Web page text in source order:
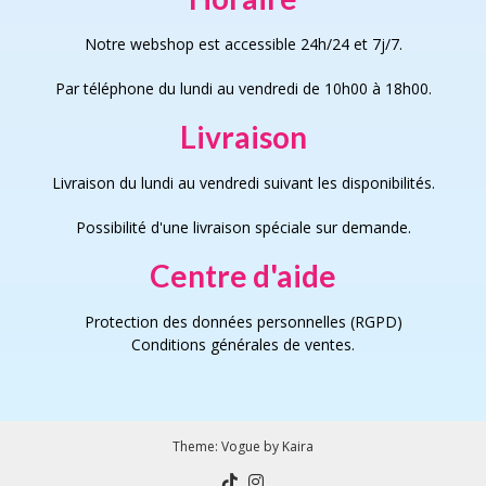
Notre webshop est accessible 24h/24 et 7j/7.
Par téléphone du lundi au vendredi de 10h00 à 18h00.
Livraison
Livraison du lundi au vendredi suivant les disponibilités.
Possibilité d'une livraison spéciale sur demande.
Centre d'aide
Protection des données personnelles (RGPD)
Conditions générales de ventes.
Theme: Vogue by Kaira